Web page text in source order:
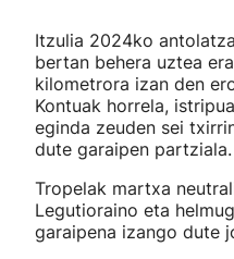
Itzulia 2024ko
bertan behera uztea
kilometrora izan den
Kontuak horrela,
eginda zeuden sei
dute garaipen partziala.
Tropelak martxa
Legutioraino eta
garaipena izango dute